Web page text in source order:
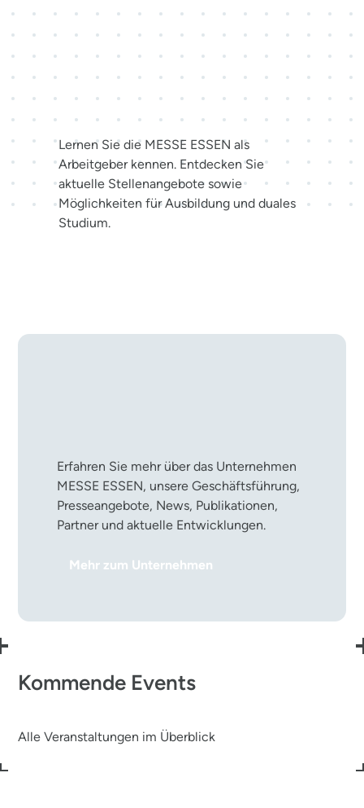
Karriere bei der MESSE
Lernen Sie die MESSE ESSEN als
Arbeitgeber kennen. Entdecken Sie
aktuelle Stellenangebote sowie
Möglichkeiten für Ausbildung und duales
Studium.
Erfahren Sie mehr über das Unternehmen
MESSE ESSEN, unsere Geschäftsführung,
Presseangebote, News, Publikationen,
Partner und aktuelle Entwicklungen.
Mehr zum Unternehmen
Kommende Events
Alle Veranstaltungen im Überblick